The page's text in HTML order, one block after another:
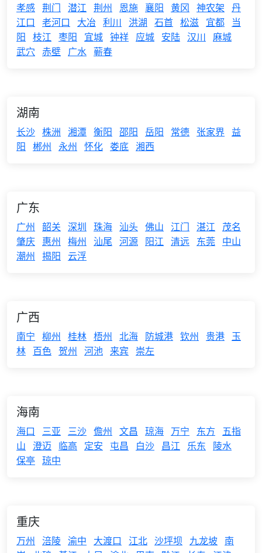
孝感 荆门 潜江 荆州 恩施 襄阳 黄冈 神农架 丹
江口
老河口 大冶 利川 洪湖 石首 松滋 宜都
当
阳 枝江 枣阳 宜城 钟祥 应城 安陆 汉川 麻城
武穴 赤壁 广水 蕲春
湖南
长沙 株洲 湘潭 衡阳 邵阳 岳阳 常德 张家界
益
阳 郴州 永州 怀化 娄底 湘西
广东
广州 韶关 深圳 珠海 汕头 佛山 江门 湛江
茂名
肇庆 惠州 梅州 汕尾 河源 阳江 清远 东莞 中山
潮州 揭阳 云浮
广西
南宁 柳州 桂林 梧州 北海 防城港 钦州 贵港 玉
林 百色 贺州 河池 来宾 崇左
海南
海口 三亚 三沙 儋州 文昌 琼海 万宁 东方
五指
山
澄迈 临高 定安 屯昌 白沙 昌江 乐东
陵水
保亭 琼中
重庆
万州 涪陵 渝中 大渡口 江北 沙坪坝 九龙坡 南